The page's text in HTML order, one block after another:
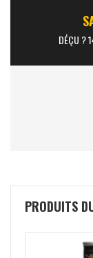
DÉÇU ?
PRODUITS